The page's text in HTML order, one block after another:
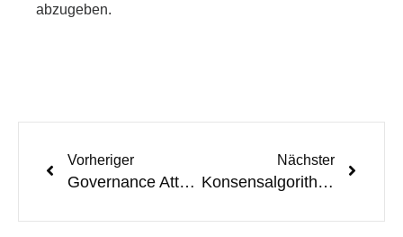
abzugeben.
Vorheriger
Governance Attack
Nächster
Konsensalgorithmus